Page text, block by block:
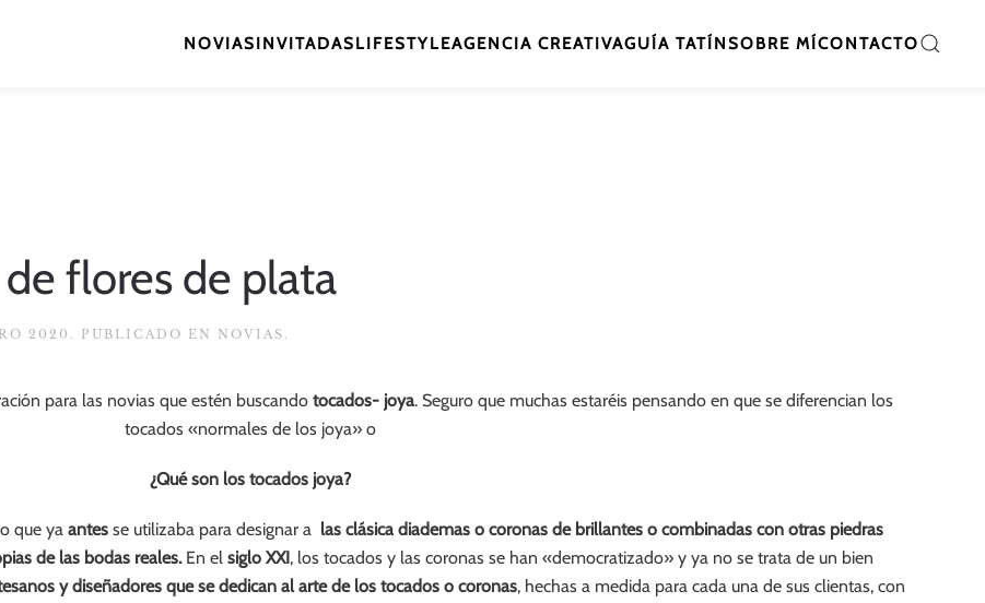
NOVIASINVITADASLIFESTYLEAGENCIA CREATIVAGUÍA TATÍNSOBRE MÍCONTACTO
flores de plata
2020 . PUBLICADO EN NOVIAS .
para las novias que estén buscando tocados- joya. Seguro que muchas estaréis pensando en que se diferencian los
tocados «normales de los joya» o
¿Qué son los tocados joya?
que ya antesse utilizaba para designar a las clásica diademas o coronas de brillantes o combinadas con otras piedras
de las bodas reales.En el siglo XXI, los tocados y las coronas se han «democratizado» y ya no se trata de un bien
y diseñadores que se dedican al arte de los tocados o coronas, hechas a medida para cada una de sus clientas, con